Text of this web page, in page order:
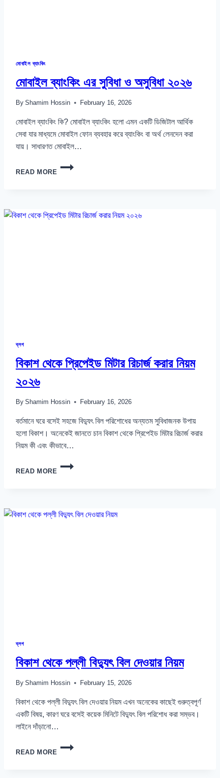
মোবাইল ব্যাংকিং
মোবাইল ব্যাংকিং এর সুবিধা ও অসুবিধা ২০২৬
By Shamim Hossin February 16, 2026
মোবাইল ব্যাংকিং কি? মোবাইল ব্যাংকিং হলো এমন একটি ডিজিটাল আর্থিক
সেবা যার মাধ্যমে মোবাইল ফোন ব্যবহার করে ব্যাংকিং বা অর্থ লেনদেন করা
যায়। সাধারণত মোবাইল…
READ MORE
মোবাইল
ব্যাংকিং
অসুবিধা
ব্লগ
বিকাশ থেকে প্রিপেইড মিটার রিচার্জ করার নিয়ম
২০২৬
By Shamim Hossin February 16, 2026
বর্তমানে ঘরে বসেই সহজে বিদ্যুৎ বিল পরিশোধের অন্যতম সুবিধাজনক উপায়
হলো বিকাশ। অনেকেই জানতে চান বিকাশ থেকে প্রিপেইড মিটার রিচার্জ করার
নিয়ম কী এবং কীভাবে…
READ MORE
বিকাশ
থেকে
করার
ব্লগ
বিকাশ থেকে পল্লী বিদ্যুৎ বিল দেওয়ার নিয়ম
By Shamim Hossin February 15, 2026
বিকাশ থেকে পল্লী বিদ্যুৎ বিল দেওয়ার নিয়ম এখন অনেকের কাছেই গুরুত্বপূর্ণ
একটি বিষয়, কারণ ঘরে বসেই কয়েক মিনিটে বিদ্যুৎ বিল পরিশোধ করা সম্ভব।
লাইনে দাঁড়ানো…
READ MORE
বিকাশ
থেকে